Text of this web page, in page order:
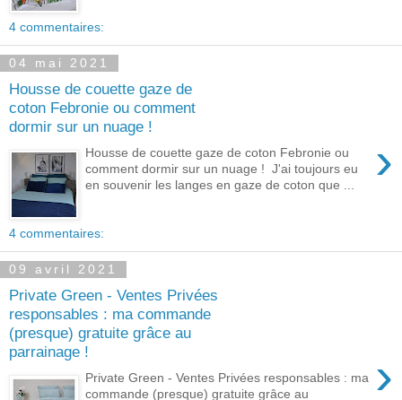
4 commentaires:
04 mai 2021
Housse de couette gaze de
coton Febronie ou comment
dormir sur un nuage !
›
Housse de couette gaze de coton Febronie ou
comment dormir sur un nuage ! J'ai toujours eu
en souvenir les langes en gaze de coton que ...
4 commentaires:
09 avril 2021
Private Green - Ventes Privées
responsables : ma commande
(presque) gratuite grâce au
parrainage !
›
Private Green - Ventes Privées responsables : ma
commande (presque) gratuite grâce au